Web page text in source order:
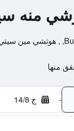
منه
- ج 14/8